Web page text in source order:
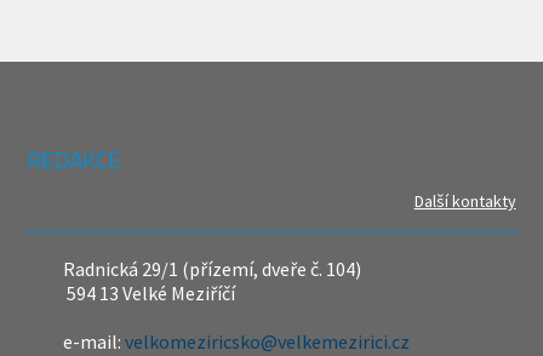
REDAKCE
Další kontakty
Radnická 29/1 (přízemí, dveře č. 104)
594 13 Velké Meziříčí
e-mail:velkomeziricsko@velkemezirici.cz